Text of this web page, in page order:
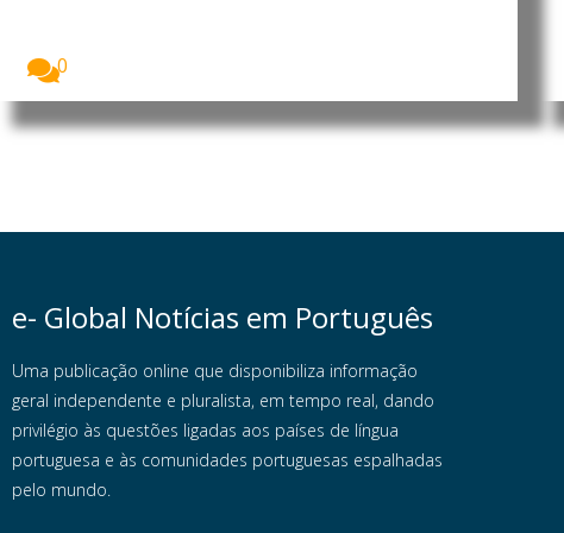
0
e- Global Notícias em Português
Uma publicação online que disponibiliza informação
geral independente e pluralista, em tempo real, dando
privilégio às questões ligadas aos países de língua
portuguesa e às comunidades portuguesas espalhadas
pelo mundo.